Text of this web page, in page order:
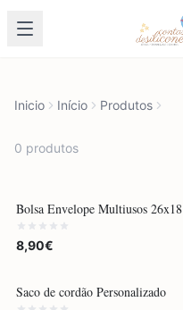
Inicio Início Produtos
0 produtos
Bolsa Envelope Multiusos 26x18
8,90€
Saco de cordão Personalizado